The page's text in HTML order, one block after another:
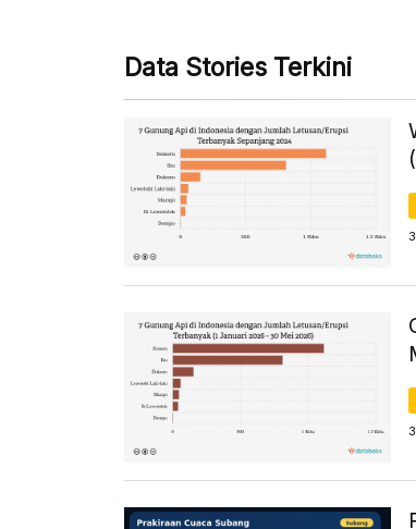
Data Stories Terkini